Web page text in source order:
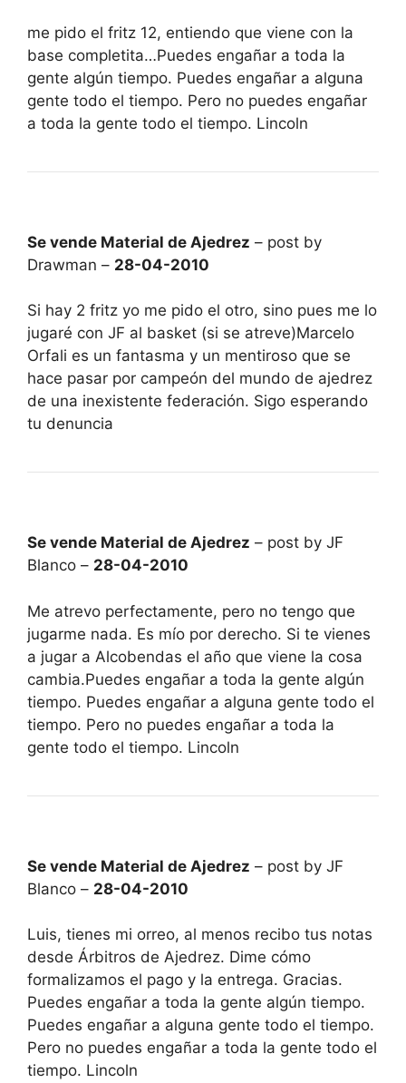
me pido el fritz 12, entiendo que viene con la
base completita…Puedes engañar a toda la
gente algún tiempo. Puedes engañar a alguna
gente todo el tiempo. Pero no puedes engañar
a toda la gente todo el tiempo. Lincoln
Se vende Material de Ajedrez – post by
Drawman – 28-04-2010
Si hay 2 fritz yo me pido el otro, sino pues me lo
jugaré con JF al basket (si se atreve)Marcelo
Orfali es un fantasma y un mentiroso que se
hace pasar por campeón del mundo de ajedrez
de una inexistente federación. Sigo esperando
tu denuncia
Se vende Material de Ajedrez – post by JF
Blanco – 28-04-2010
Me atrevo perfectamente, pero no tengo que
jugarme nada. Es mío por derecho. Si te vienes
a jugar a Alcobendas el año que viene la cosa
cambia.Puedes engañar a toda la gente algún
tiempo. Puedes engañar a alguna gente todo el
tiempo. Pero no puedes engañar a toda la
gente todo el tiempo. Lincoln
Se vende Material de Ajedrez – post by JF
Blanco – 28-04-2010
Luis, tienes mi orreo, al menos recibo tus notas
desde Árbitros de Ajedrez. Dime cómo
formalizamos el pago y la entrega. Gracias.
Puedes engañar a toda la gente algún tiempo.
Puedes engañar a alguna gente todo el tiempo.
Pero no puedes engañar a toda la gente todo el
tiempo. Lincoln